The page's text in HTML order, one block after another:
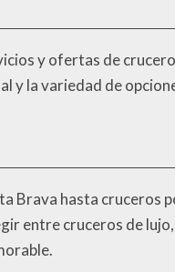
y ofertas de
y la variedad de
Brava hasta cruceros
entre cruceros de